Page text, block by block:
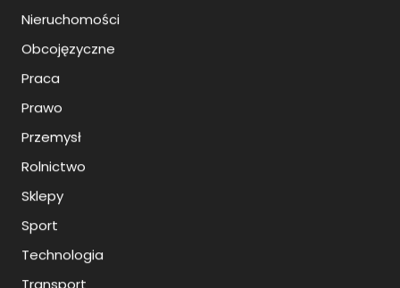
Nieruchomości
Obcojęzyczne
Praca
Prawo
Przemysł
Rolnictwo
Sklepy
Sport
Technologia
Transport